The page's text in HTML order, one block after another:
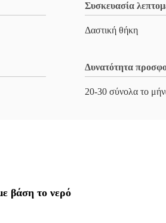
Συσκευασία
Δαστική θήκη
Δυνατότητα
20-30 σύνολα το
βάση το νερό